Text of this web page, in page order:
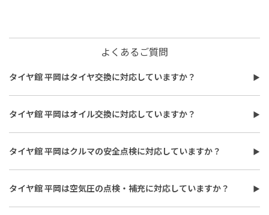
よくあるご質問
タイヤ館 平岡はタイヤ交換に対応していますか？
タイヤ館 平岡はタイヤ交換に対応しています。
費用は、タイヤ交換工賃のほかに、タイヤ本体の価格やホイール
バランス調整、使用済みタイヤ処分費用などがかかる場合があり
ます。
また、作業時間は最短で約30分程度ですが、作業内容や交換本
数、車種により異なり、時間がかかる場合もございます。詳細は店
舗スタッフまでお気軽にご相談ください
タイヤ館 平岡はオイル交換に対応していますか？
タイヤ館 平岡はオイル交換に対応しています。
使用するオイルの種類（鉱物油・部分合成油・全合成油）や粘
度、交換量によって費用が変わります。工賃やフィルター代を含め
た交換費用については、店舗スタッフまでお問い合わせくださ
い。
また、所要時間は最短約30分程度になります。こちらもオイルフ
ィルターの同時交換や、在庫・車種、作業時期等により時間が変
タイヤ館 平岡はクルマの安全点検に対応していますか？
タイヤ館 平岡はおクルマの安全点検に対応しています。最短30
分、無料で対応させていただきます。
タイヤ館 平岡は空気圧の点検・補充に対応していますか？
タイヤ館 平岡は空気圧の点検・補充に対応しています。最短15